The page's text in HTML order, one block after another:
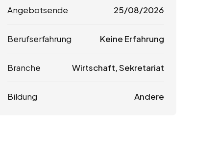
Angebotsende 25/08/2026
Berufserfahrung Keine Erfahrung
Branche Wirtschaft, Sekretariat
Bildung Andere